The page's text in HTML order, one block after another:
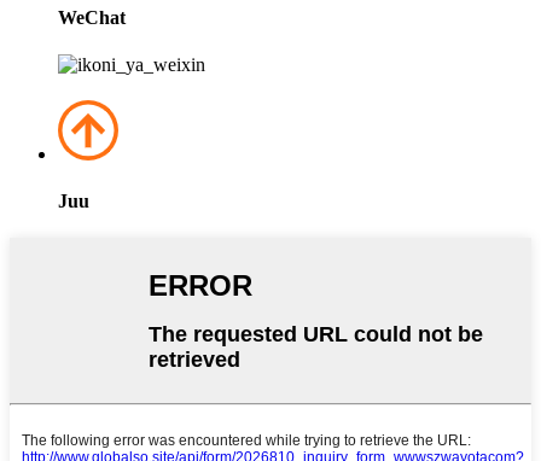
WeChat
Juu